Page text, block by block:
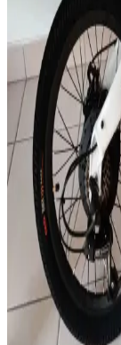
2025'te Şehir
Elektrikli
BİM’in Volta VSM
içi ulaşımı
2025'te
Bilmeniz
2025'te elektrikli
Güvenli sürüş için
Himo Z20
Ekonomik
Himo Z20, şehir içi
seçenek sunuyor.
kullanımda öne
kolaylaştırıyor.